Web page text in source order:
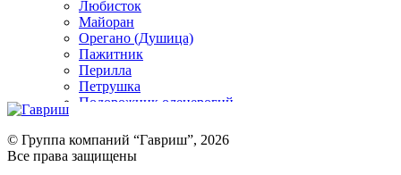
Любисток
Майоран
Орегано (Душица)
Пажитник
Перилла
Петрушка
Подорожник оленерогий
Ревень
Рукола
Рута
© Группа компаний “Гавриш”, 2026
Все права защищены